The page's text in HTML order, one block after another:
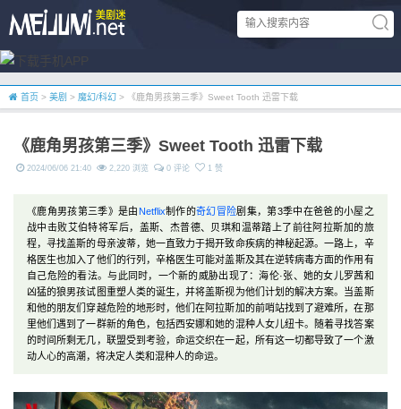
首页 > 美剧 > 魔幻/科幻 > 《鹿角男孩第三季》Sweet Tooth 迅雷下载
《鹿角男孩第三季》Sweet Tooth 迅雷下载
2024/06/06 21:40 2,220 浏览 0 评论 1 赞
《鹿角男孩第三季》是由 Netflix制作的奇幻冒险剧集，第3季中在爸爸的小屋之
战中击败艾伯特将军后，盖斯、杰普德、贝琪和温蒂踏上了前往阿拉斯加的旅
程，寻找盖斯的母亲波蒂，她一直致力于揭开致命疾病的神秘起源。一路上，辛
格医生也加入了他们的行列，辛格医生可能对盖斯及其在逆转病毒方面的作用有
自己危险的看法。与此同时，一个新的威胁出现了：海伦·张、她的女儿罗茜和
凶猛的狼男孩试图重塑人类的诞生，并将盖斯视为他们计划的解决方案。当盖斯
和他的朋友们穿越危险的地形时，他们在阿拉斯加的前哨站找到了避难所，在那
里他们遇到了一群新的角色，包括西安娜和她的混种人女儿纽卡。随着寻找答案
的时间所剩无几，联盟受到考验，命运交织在一起，所有这一切都导致了一个激
动人心的高潮，将决定人类和混种人的命运。